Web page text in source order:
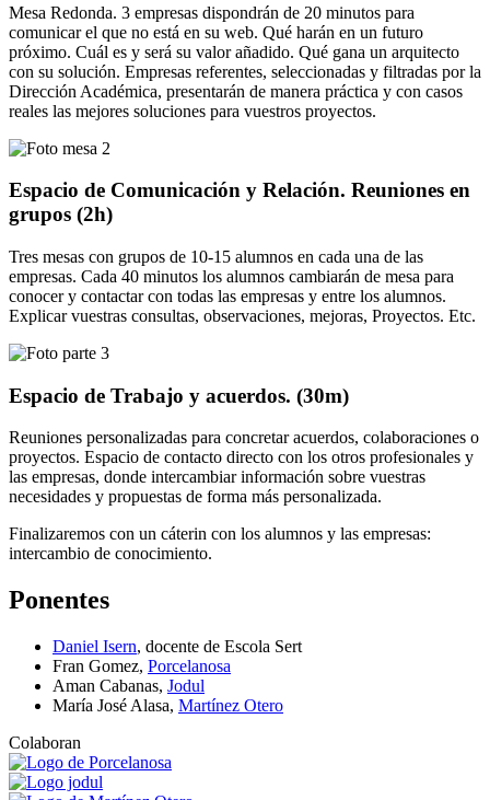
Mesa Redonda. 3 empresas dispondrán de 20 minutos para
comunicar el que no está en su web. Qué harán en un futuro
próximo. Cuál es y será su valor añadido. Qué gana un arquitecto
con su solución. Empresas referentes, seleccionadas y filtradas por la
Dirección Académica, presentarán de manera práctica y con casos
reales las mejores soluciones para vuestros proyectos.
Espacio de Comunicación y Relación. Reuniones en
grupos (2h)
Tres mesas con grupos de 10-15 alumnos en cada una de las
empresas. Cada 40 minutos los alumnos cambiarán de mesa para
conocer y contactar con todas las empresas y entre los alumnos.
Explicar vuestras consultas, observaciones, mejoras, Proyectos. Etc.
Espacio de Trabajo y acuerdos. (30m)
Reuniones personalizadas para concretar acuerdos, colaboraciones o
proyectos. Espacio de contacto directo con los otros profesionales y
las empresas, donde intercambiar información sobre vuestras
necesidades y propuestas de forma más personalizada.
Finalizaremos con un cáterin con los alumnos y las empresas:
intercambio de conocimiento.
Ponentes
Daniel Isern, docente de Escola Sert
Fran Gomez, Porcelanosa
Aman Cabanas, Jodul
María José Alasa, Martínez Otero
Colaboran